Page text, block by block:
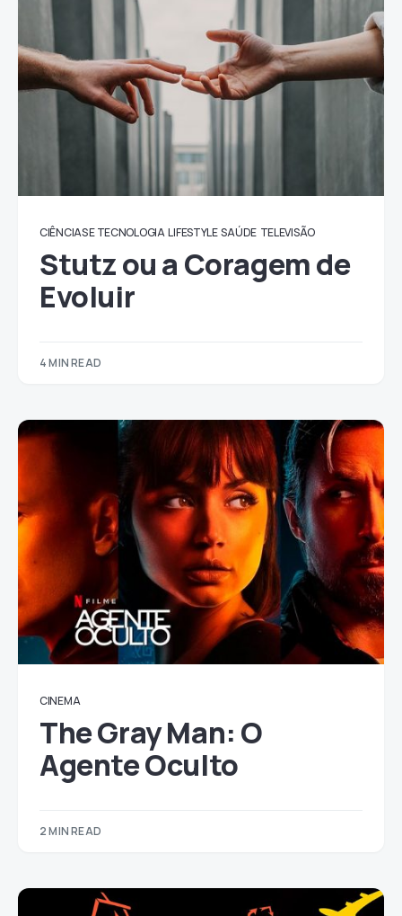
CIÊNCIAS E TECNOLOGIA LIFESTYLE SAÚDE TELEVISÃO
Stutz ou a Coragem de
Evoluir
4 MIN READ
CINEMA
The Gray Man: O
Agente Oculto
2 MIN READ